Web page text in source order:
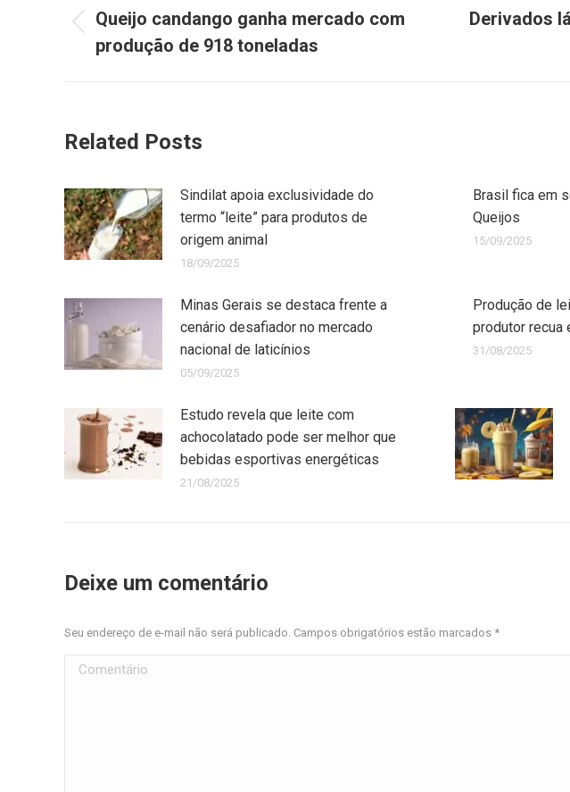
Queijo candango ganha mercado com
produção de 918 toneladas
Derivados
Related Posts
Sindilat apoia exclusividade do
termo “leite” para produtos de
origem animal
18/09/2025
Brasil fica em
Queijos
15/09/2025
Minas Gerais se destaca frente a
cenário desafiador no mercado
nacional de laticínios
05/09/2025
Produção de
produtor recua
31/08/2025
Estudo revela que leite com
achocolatado pode ser melhor que
bebidas esportivas energéticas
21/08/2025
Deixe um comentário
Seu endereço de e-mail não será publicado. Campos obrigatórios estão marcados *
Comentário